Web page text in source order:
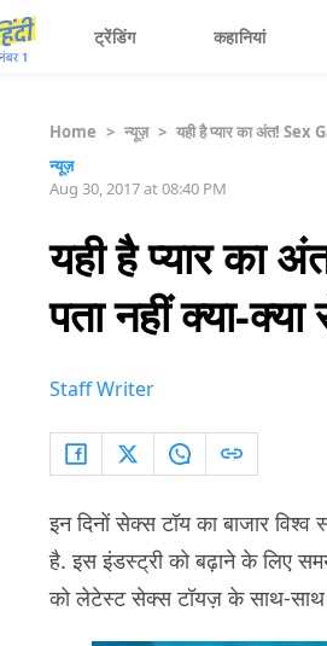
ट्रेंडिंग कहानियां
Home > न्यूज़ > यही है प्यार का अंत!
न्यूज़
Aug 30, 2017 at 08:40 PM
यही है प्यार
पता नहीं क्या-
Staff Writer
इन दिनों सेक्‍स टॉय का बाजार
है. इस इंडस्‍ट्री को बढ़ाने के लिए
को लेटेस्‍ट सेक्‍स टॉयज़ के साथ-साथ